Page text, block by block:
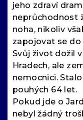
jeho zdraví
neprůchodnost
noha, nikoliv
zapojovat se
Svůj život dožil
Hradech, ale
nemocnici.
pouhých 64 let.
Pokud jde o
nebyl žádný